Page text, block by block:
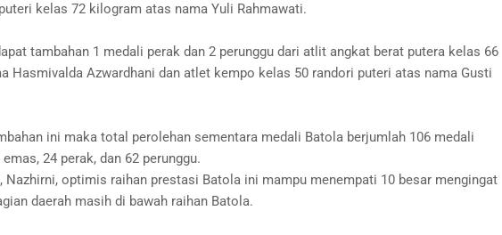
kelas 72 kilogram atas nama Yuli Rahmawati.
tambahan 1 medali perak dan 2 perunggu dari atlit angkat berat putera kelas 66
Hasmivalda Azwardhani dan atlet kempo kelas 50 randori puteri atas nama Gusti
ini maka total perolehan sementara medali Batola berjumlah 106 medali
24 perak, dan 62 perunggu.
Nazhirni, optimis raihan prestasi Batola ini mampu menempati 10 besar mengingat
daerah masih di bawah raihan Batola.